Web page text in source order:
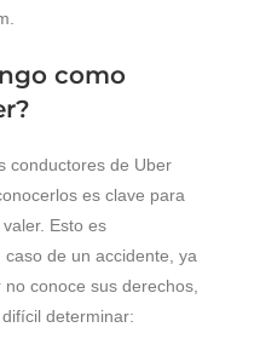
como
conductores de Uber
es clave para
Esto es
de un accidente, ya
conoce sus derechos,
determinar: